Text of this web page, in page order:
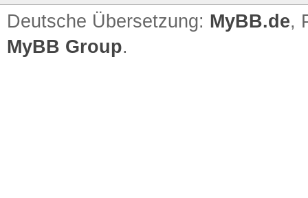
Deutsche Übersetzung: MyBB.de,
MyBB Group.